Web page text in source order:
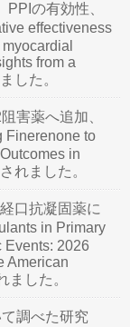
の有効性、
effectiveness
from a
した。
害薬へ追加、
Finerenone to
in
れました。
口抗凝固薬に
in Primary
Events: 2026
American
ました。
調べた研究